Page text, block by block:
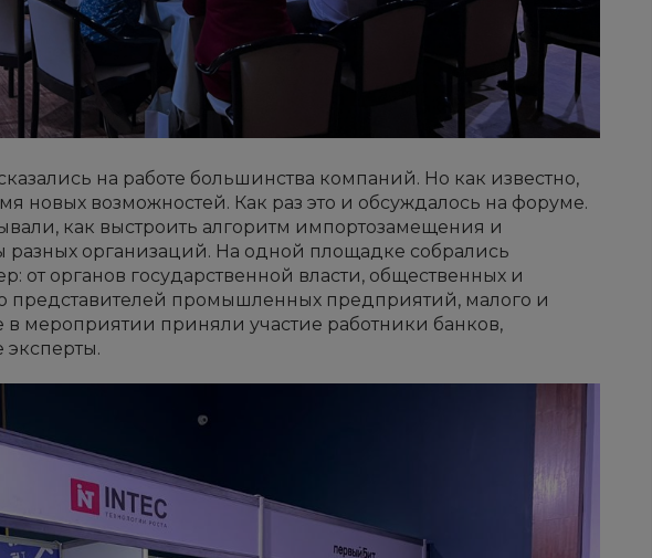
на работе большинства компаний. Но как известно,
новых возможностей. Как раз это и обсуждалось на форуме.
как выстроить алгоритм импортозамещения и
разных организаций. На одной площадке собрались
от органов государственной власти, общественных и
представителей промышленных предприятий, малого и
в мероприятии приняли участие работники банков,
эксперты.